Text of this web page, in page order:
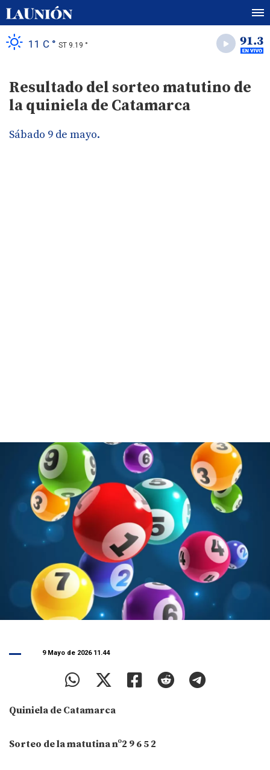
11 C ° ST 9.19 °
Resultado del sorteo matutino de
la quiniela de Catamarca
Sábado 9 de mayo.
9 Mayo de 2026 11.44
Quiniela de Catamarca
Sorteo de la matutina nº2 9 6 5 2